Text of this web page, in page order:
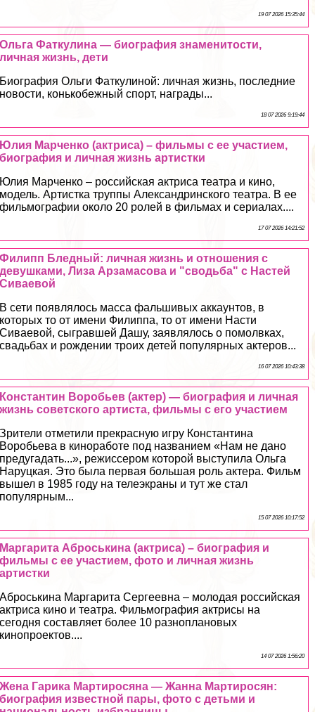
19 07 2026 15:35:44
Ольга Фаткулина — биография знаменитости,
личная жизнь, дети
Биография Ольги Фаткулиной: личная жизнь, последние
новости, конькобежный спорт, награды...
18 07 2026 9:19:44
Юлия Марченко (актриса) – фильмы с ее участием,
биография и личная жизнь артистки
Юлия Марченко – российская актриса театра и кино,
модель. Артистка труппы Александринского театра. В ее
фильмографии около 20 ролей в фильмах и сериалах....
17 07 2026 14:21:52
Филипп Бледный: личная жизнь и отношения с
дeвyшками, Лиза Арзамасова и "сводьба" с Настей
Сиваевой
В сети появлялось масса фальшивых аккаунтов, в
которых то от имени Филиппа, то от имени Насти
Сиваевой, сыгравшей Дашу, заявлялось о помолвках,
свадьбах и рождении троих детей популярных актеров...
16 07 2026 10:43:38
Константин Воробьев (актер) — биография и личная
жизнь советского артиста, фильмы с его участием
Зрители отметили прекрасную игру Константина
Воробьева в киноработе под названием «Нам не дано
предугадать...», режиссером которой выступила Ольга
Наруцкая. Это была первая большая роль актера. Фильм
вышел в 1985 году на телеэкраны и тут же стал
популярным...
15 07 2026 10:17:52
Маргарита Аброськина (актриса) – биография и
фильмы с ее участием, фото и личная жизнь
артистки
Аброськина Маргарита Сергеевна – молодая российская
актриса кино и театра. Фильмография актрисы на
сегодня составляет более 10 разноплановых
кинопроектов....
14 07 2026 1:56:20
Жена Гарика Мартиросяна — Жанна Мартиросян:
биография известной пары, фото с детьми и